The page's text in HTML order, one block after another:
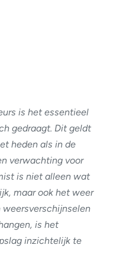
is het essentieel
gedraagt. Dit geldt
heden als in de
verwachting voor
is niet alleen wat
maar ook het weer
weersverschijnselen
is het
inzichtelijk te